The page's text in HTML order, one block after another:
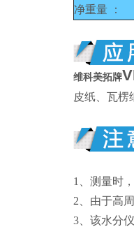
净重量 ：
维科美拓牌
皮纸、瓦楞
1、 测量时
2、 由于高
3、 该水分